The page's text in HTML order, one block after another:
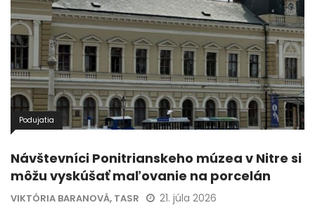
Podujatia
Návštevníci Ponitrianskeho múzea v Nitre si
môžu vyskúšať maľovanie na porcelán
VIKTÓRIA BARANOVÁ, TASR 21. júla 2026